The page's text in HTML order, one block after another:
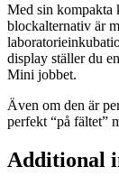
Med sin kompakta
blockalternativ är
display ställer du
Mini jobbet.
Även om den är
perfekt “på fältet”
Additional